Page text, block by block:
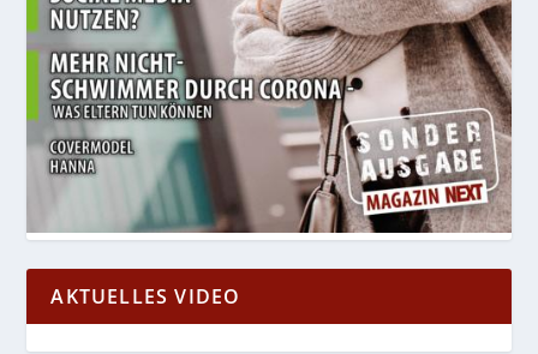
AKTUELLES VIDEO